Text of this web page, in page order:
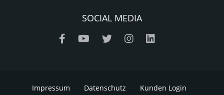
SOCIAL MEDIA
Impressum Datenschutz Kunden Login